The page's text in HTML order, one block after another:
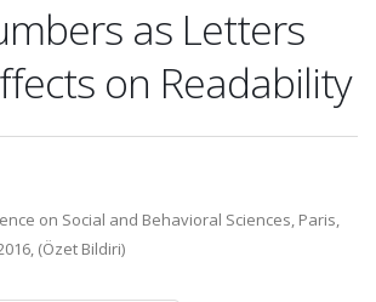
as Letters
on Readability
on Social and Behavioral Sciences, Paris,
(Özet Bildiri)